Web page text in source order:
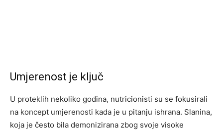
Umjerenost je ključ
U proteklih nekoliko godina, nutricionisti su se fokusirali
na koncept umjerenosti kada je u pitanju ishrana. Slanina,
koja je često bila demonizirana zbog svoje visoke